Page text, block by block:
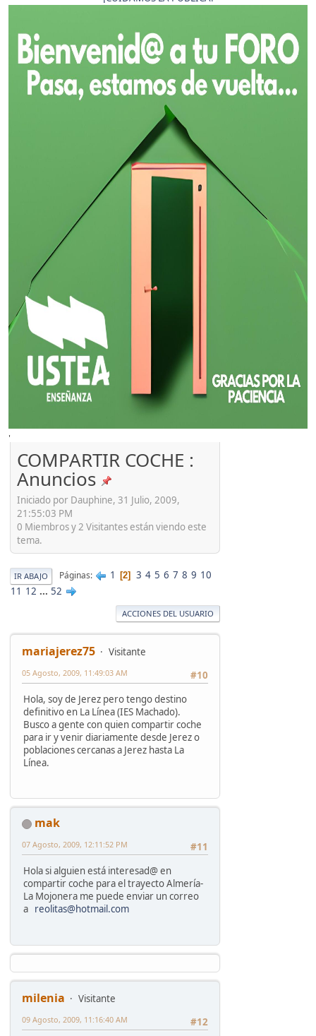
'
COMPARTIR COCHE :
Anuncios
Iniciado por Dauphine, 31 Julio, 2009,
21:55:03 PM
0 Miembros y 2 Visitantes están viendo este
tema.
IR ABAJO Páginas 1 2 3 4 5 6 7 8 9 10
11 12 ... 52
ACCIONES DEL USUARIO
mariajerez75
Visitante
#10
05 Agosto, 2009, 11:49:03 AM
Hola, soy de Jerez pero tengo destino
definitivo en La Línea (IES Machado).
Busco a gente con quien compartir coche
para ir y venir diariamente desde Jerez o
poblaciones cercanas a Jerez hasta La
Línea.
mak
#11
07 Agosto, 2009, 12:11:52 PM
Hola si alguien está interesad@ en
compartir coche para el trayecto Almería-
La Mojonera me puede enviar un correo
a reolitas@hotmail.com
milenia
Visitante
#12
09 Agosto, 2009, 11:16:40 AM